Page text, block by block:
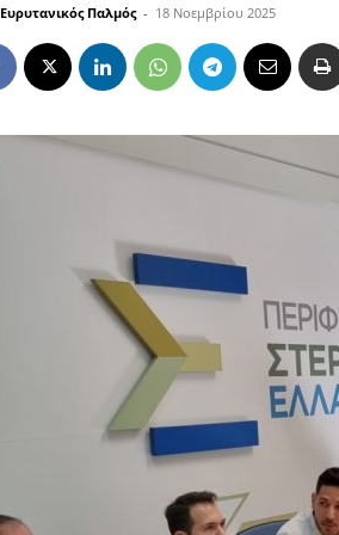
Ευρυτανικός Παλμός - 18 Νοεμβρίου 2025